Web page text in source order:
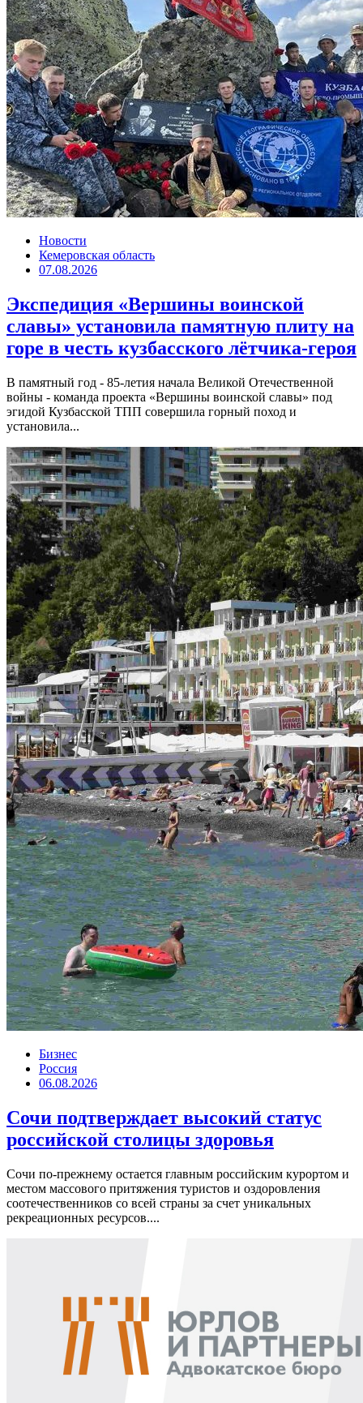
Новости
Кемеровская область
07.08.2026
Экспедиция «Вершины воинской
славы» установила памятную плиту на
горе в честь кузбасского лётчика-героя
В памятный год - 85-летия начала Великой Отечественной
войны - команда проекта «Вершины воинской славы» под
эгидой Кузбасской ТПП совершила горный поход и
установила...
Бизнес
Россия
06.08.2026
Сочи подтверждает высокий статус
российской столицы здоровья
Сочи по-прежнему остается главным российским курортом и
местом массового притяжения туристов и оздоровления
соотечественников со всей страны за счет уникальных
рекреационных ресурсов....